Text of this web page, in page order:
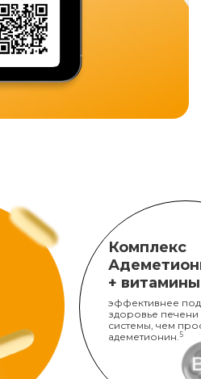
Комплекс
+
эффективнее
здоровье печени
системы, чем
адеметионин. 5